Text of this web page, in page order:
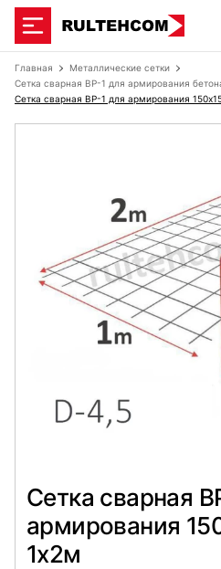
Главная
Металлические сетки
Сетка сварная ВР-1 для армирования
Сетка сварная ВР-1 для армирования
Сетка сварная
армирования
1х2м